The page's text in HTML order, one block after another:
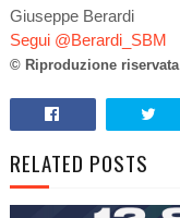
Giuseppe Berardi
Segui @Berardi_SBM
© Riproduzione riservata
RELATED POSTS